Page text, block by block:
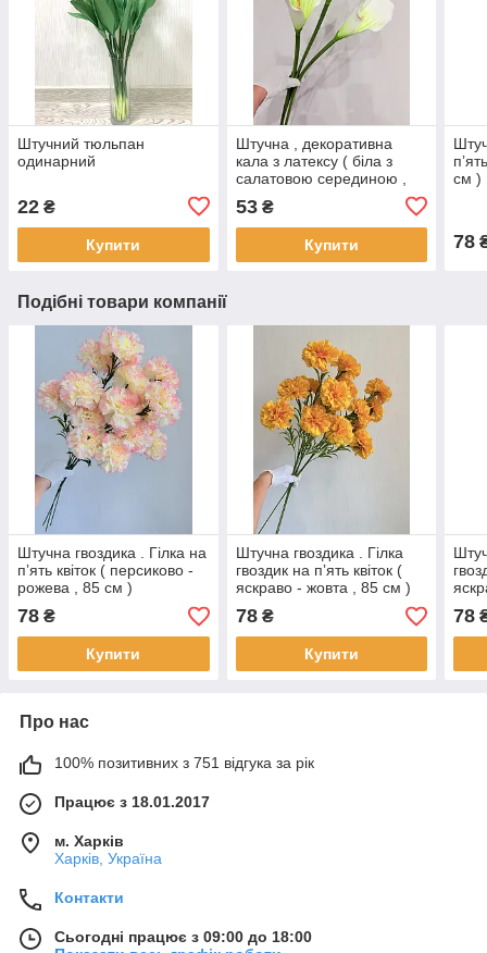
Штучний тюльпан
одинарний
22 ₴
Купити
Штучна , декоративна
кала з латексу ( біла з
салатовою серединою ,
53₴
Купити
см )
78
Подібні товари компанії
Штучна гвоздика . Гілка на
пʼять квіток ( персиково -
рожева , 85 см )
78 ₴
Купити
Штучна гвоздика . Гілка
гвоздик на пʼять квіток (
яскраво - жовта , 85 см )
78₴
Купити
78
Про нас
100% позитивних з 751 відгука за рік
Працює з 18.01.2017
м. Харків
Харків, Україна
Контакти
Сьогодні працює з 09:00 до 18:00